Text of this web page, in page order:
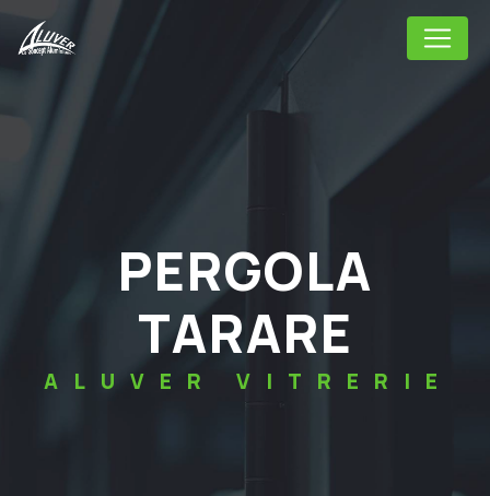
PERGOLA
TARARE
ALUVER VITRERIE
Panneau de gestion des cookies